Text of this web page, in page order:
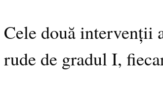
Cele două intervenții
rude de gradul I,